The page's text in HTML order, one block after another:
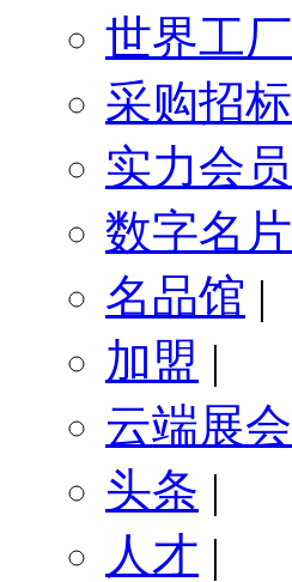
世界工厂
采购招标
实力会员
数字名片
名品馆 |
加盟 |
云端展会
头条 |
人才 |